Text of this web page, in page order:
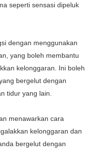
seperti sensasi dipeluk
dengan menggunakan
yang boleh membantu
kelonggaran. Ini boleh
bergelut dengan
tidur yang lain.
menawarkan cara
kelonggaran dan
bergelut dengan
180x200cm dan
siang, manakala yang
besar boleh menutupi katil
Ia kekal lembut
bebas pil walaupun
banyak cucian,
yang berbeza dan
harian.
lepas dan terus
untuk dijual boleh
mengikut
anda.